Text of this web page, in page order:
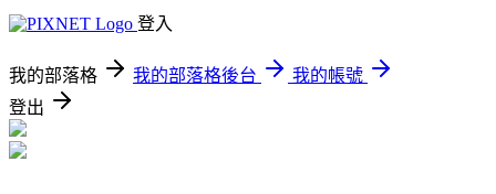
登入
我的部落格 我的部落格後台
我的帳號
登出